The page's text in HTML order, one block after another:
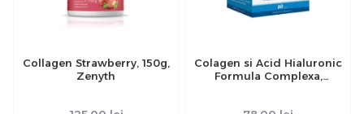
Collagen Strawberry, 150g,
Zenyth
Colagen si Acid Hialuronic
Formula Complexa,